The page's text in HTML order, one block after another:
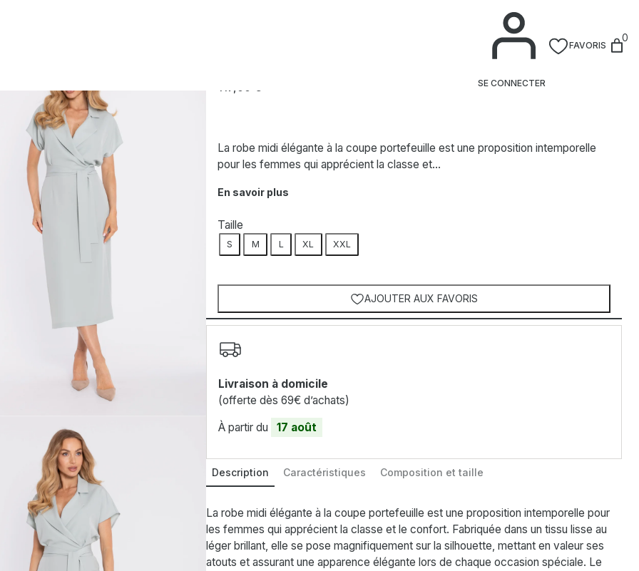
SE CONNECTER
FAVORIS
0
117,00 €
La robe midi élégante à la coupe portefeuille est une proposition intemporelle
pour les femmes qui apprécient la classe et…
En savoir plus
Taille
S M L XL XXL
AJOUTER AUX FAVORIS
Livraison à domicile
(offerte dès 69€ d’achats)
À partir du 17 août
Description Caractéristiques Composition et taille
La robe midi élégante à la coupe portefeuille est une proposition intemporelle pour
les femmes qui apprécient la classe et le confort. Fabriquée dans un tissu lisse au
léger brillant, elle se pose magnifiquement sur la silhouette, mettant en valeur ses
atouts et assurant une apparence élégante lors de chaque occasion spéciale. Le